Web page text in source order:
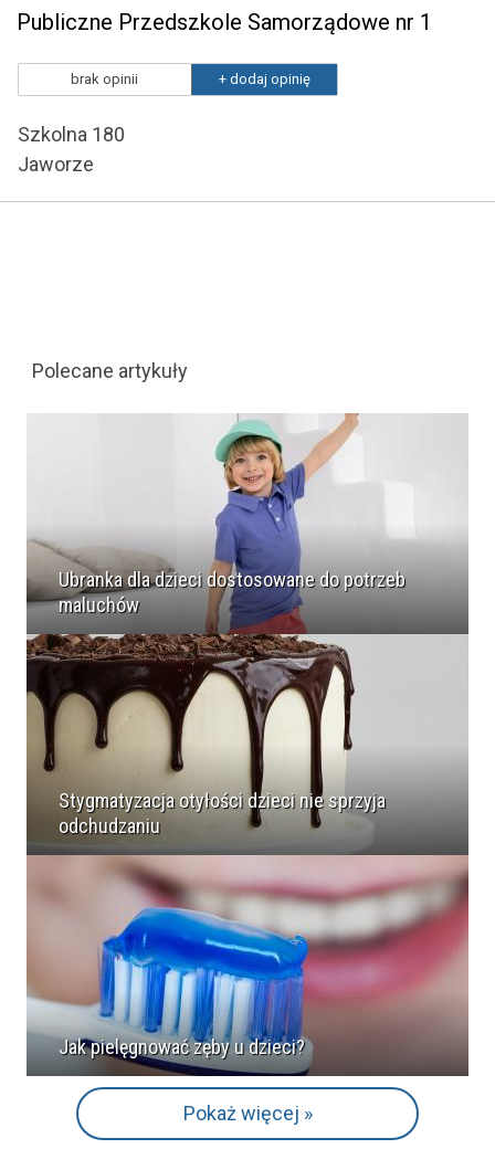
Publiczne Przedszkole Samorządowe nr 1
brak opinii + dodaj opinię
Szkolna 180
Jaworze
Polecane artykuły
Ubranka dla dzieci dostosowane do potrzeb
maluchów
Stygmatyzacja otyłości dzieci nie sprzyja
odchudzaniu
Jak pielęgnować zęby u dzieci?
Pokaż więcej »